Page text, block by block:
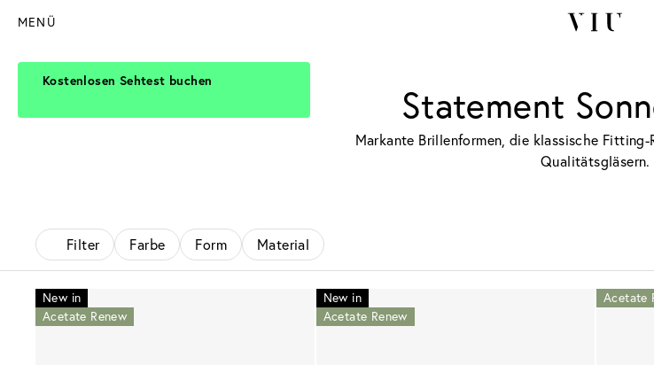
MENÜ
Statement
Markante Brillenformen, die klassische
Qualitätsgläsern.
Filter Farbe Form Material
New in
Acetate Renew
New in
Acetate Renew
Acetate
Kostenlosen Sehtest buchen